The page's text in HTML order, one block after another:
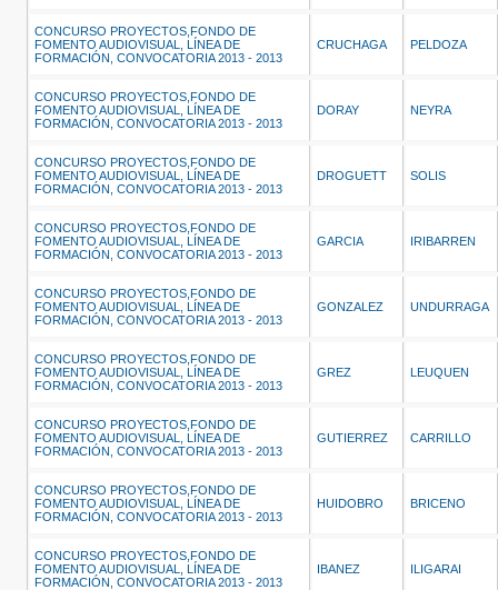
CONCURSO PROYECTOS,FONDO DE
FOMENTO AUDIOVISUAL, LÍNEA DE
FORMACIÓN, CONVOCATORIA 2013 - 2013
CRUCHAGA PELDOZA
CONCURSO PROYECTOS,FONDO DE
FOMENTO AUDIOVISUAL, LÍNEA DE
FORMACIÓN, CONVOCATORIA 2013 - 2013
DORAY NEYRA
CONCURSO PROYECTOS,FONDO DE
FOMENTO AUDIOVISUAL, LÍNEA DE
FORMACIÓN, CONVOCATORIA 2013 - 2013
DROGUETT SOLIS
CONCURSO PROYECTOS,FONDO DE
FOMENTO AUDIOVISUAL, LÍNEA DE
FORMACIÓN, CONVOCATORIA 2013 - 2013
GARCIA IRIBARREN
CONCURSO PROYECTOS,FONDO DE
FOMENTO AUDIOVISUAL, LÍNEA DE
FORMACIÓN, CONVOCATORIA 2013 - 2013
GONZALEZ UNDURRAGA
CONCURSO PROYECTOS,FONDO DE
FOMENTO AUDIOVISUAL, LÍNEA DE
FORMACIÓN, CONVOCATORIA 2013 - 2013
GREZ LEUQUEN
CONCURSO PROYECTOS,FONDO DE
FOMENTO AUDIOVISUAL, LÍNEA DE
FORMACIÓN, CONVOCATORIA 2013 - 2013
GUTIERREZ CARRILLO
CONCURSO PROYECTOS,FONDO DE
FOMENTO AUDIOVISUAL, LÍNEA DE
FORMACIÓN, CONVOCATORIA 2013 - 2013
HUIDOBRO BRICENO
CONCURSO PROYECTOS,FONDO DE
FOMENTO AUDIOVISUAL, LÍNEA DE
FORMACIÓN, CONVOCATORIA 2013 - 2013
IBANEZ ILIGARAI